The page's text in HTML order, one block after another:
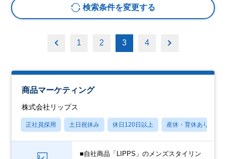
検索条件を変更する
1 2 3 4
商品マーケティング
株式会社リップス
正社員採用 土日祝休み 休日120日以上 産休・育休あり
■自社商品「LIPPS」のメンズスタイリン